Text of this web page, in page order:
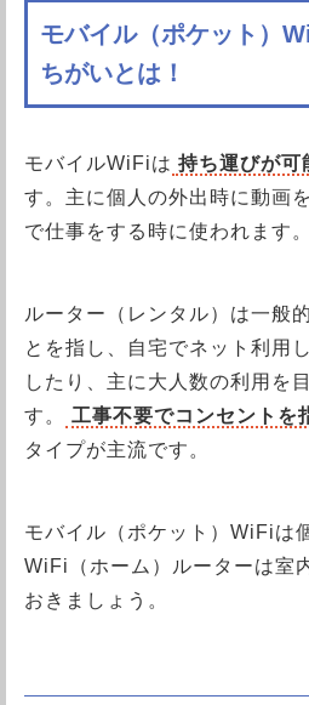
モバイル（ポケット）
ちがいとは！
モバイルWiFiは 持ち運びが可
す。主に個人の外出時に動画
で仕事をする時に使われます。
ルーター（レンタル）は一般
とを指し、自宅でネット利用
したり、主に大人数の利用を
す。
工事不要でコンセントを
タイプが主流です。
モバイル（ポケット）WiFiは
WiFi（ホーム）ルーターは室
おきましょう。